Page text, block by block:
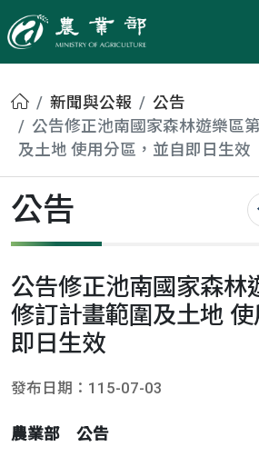
農業部
首頁新聞與公報
公告
公告修正池南國家森林遊樂區
及土地 使用分區，並自即日生效
公告
公告修正池南國家森林
修訂計畫範圍及土地
即日生效
發布日期：115-07-03
農業部 公告